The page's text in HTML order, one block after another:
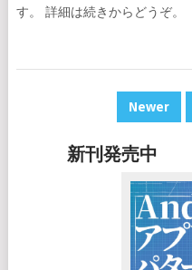
す。 詳細は続きからどうぞ。
Newer
新刊発売中